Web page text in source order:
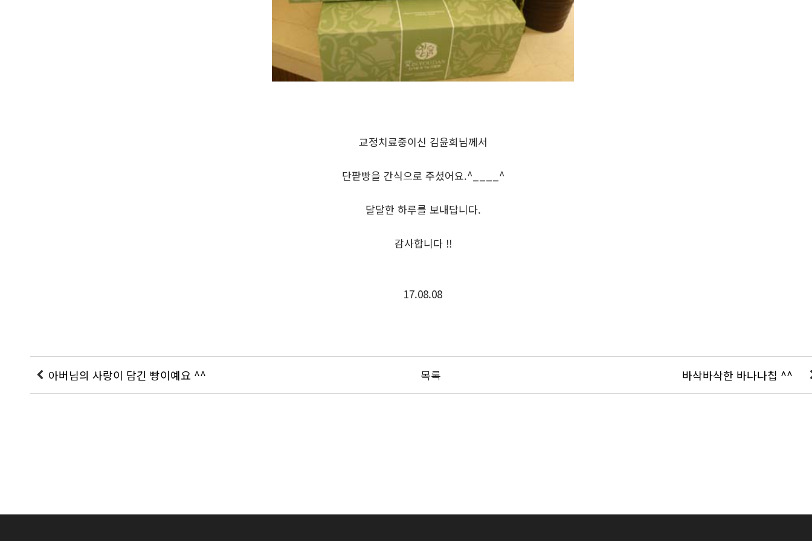
교정치료중이신 김윤희님께서
단팥빵을 간식으로 주셨어요.^____^
달달한 하루를 보내답니다.
감사합니다 !!
17.08.08
아버님의 사랑이 담긴 빵이예요 ^^ 바삭바삭한 바나나칩 ^^
목록